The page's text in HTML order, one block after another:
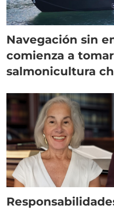
Navegación sin
comienza a
salmonicultura